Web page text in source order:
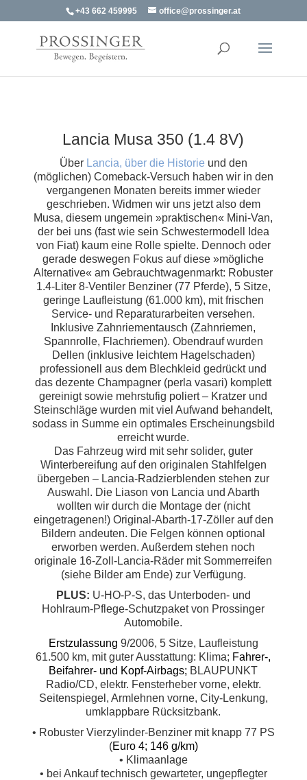
+43 662 459995 office@prossinger.at
Lancia Musa 350 (1.4 8V)
Über Lancia, über die Historie und den
(möglichen) Comeback-Versuch haben wir in den
vergangenen Monaten bereits immer wieder
geschrieben. Widmen wir uns jetzt also dem
Musa, diesem ungemein »praktischen« Mini-Van,
der bei uns (fast wie sein Schwestermodell Idea
von Fiat) kaum eine Rolle spielte. Dennoch oder
gerade deswegen Fokus auf diese »mögliche
Alternative« am Gebrauchtwagenmarkt: Robuster
1.4-Liter 8-Ventiler Benziner (77 Pferde), 5 Sitze,
geringe Laufleistung (61.000 km), mit frischen
Service- und Reparaturarbeiten versehen.
Inklusive Zahnriementausch (Zahnriemen,
Spannrolle, Flachriemen). Obendrauf wurden
Dellen (inklusive leichtem Hagelschaden)
professionell aus dem Blechkleid gedrückt und
das dezente Champagner (perla vasari) komplett
gereinigt sowie mehrstufig poliert – Kratzer und
Steinschläge wurden mit viel Aufwand behandelt,
sodass in Summe ein optimales Erscheinungsbild
erreicht wurde.
Das Fahrzeug wird mit sehr solider, guter
Winterbereifung auf den originalen Stahlfelgen
übergeben – Lancia-Radzierblenden stehen zur
Auswahl. Die Liason von Lancia und Abarth
wollten wir durch die Montage der (nicht
eingetragenen!) Original-Abarth-17-Zöller auf den
Bildern andeuten. Die Felgen können optional
erworben werden. Außerdem stehen noch
originale 16-Zoll-Lancia-Räder mit Sommerreifen
(siehe Bilder am Ende) zur Verfügung.
PLUS: U-HO-P-S, das Unterboden- und
Hohlraum-Pflege-Schutzpaket von Prossinger
Automobile.
Erstzulassung 9/2006, 5 Sitze, Laufleistung
61.500 km, mit guter Ausstattung: Klima; Fahrer-,
Beifahrer- und Kopf-Airbags; BLAUPUNKT
Radio/CD, elektr. Fensterheber vorne, elektr.
Seitenspiegel, Armlehnen vorne, City-Lenkung,
umklappbare Rücksitzbank.
• Robuster Vierzylinder-Benziner mit knapp 77 PS
(Euro 4; 146 g/km)
• Klimaanlage
• bei Ankauf technisch gewarteter, ungepflegter